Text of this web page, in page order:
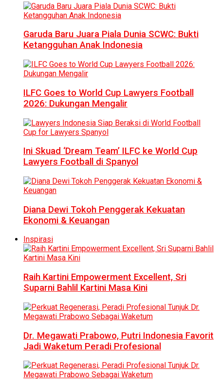
Garuda Baru Juara Piala Dunia SCWC: Bukti
Ketangguhan Anak Indonesia
ILFC Goes to World Cup Lawyers Football
2026: Dukungan Mengalir
Ini Skuad ‘Dream Team’ ILFC ke World Cup
Lawyers Football di Spanyol
Diana Dewi Tokoh Penggerak Kekuatan
Ekonomi & Keuangan
Inspirasi
Raih Kartini Empowerment Excellent, Sri
Suparni Bahlil Kartini Masa Kini
Dr. Megawati Prabowo, Putri Indonesia Favorit
Jadi Waketum Peradi Profesional